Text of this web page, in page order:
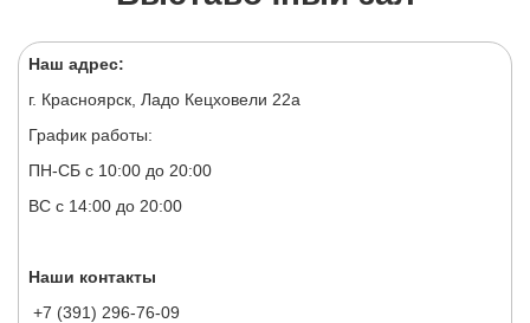
Наш адрес:
г. Красноярск, Ладо Кецховели 22а
График работы:
ПН-СБ с 10:00 до 20:00
ВС с 14:00 до 20:00
Наши контакты
+7 (391) 296-76-09